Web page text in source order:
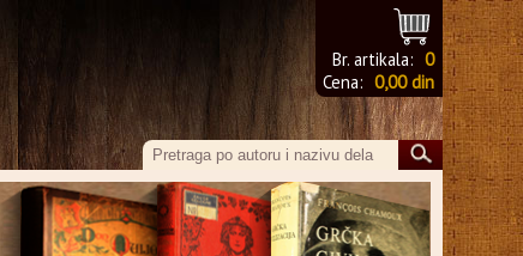
Br. artikala: 0
Cena: 0,00 din